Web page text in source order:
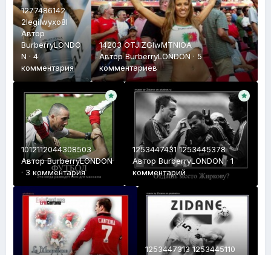
1277486142
2legilwyxo8l
Автор
BurberryLONDO
N · 4
комментария
14203 OTJlZGIwMTNlOA
АвторBurberryLONDON · 5
комментариев
1012112044308503
АвторBurberryLONDON
· 3 комментария
1253447431 1253445378
Автор BurberryLONDON· 1
комментарий
1253447313 1253445110